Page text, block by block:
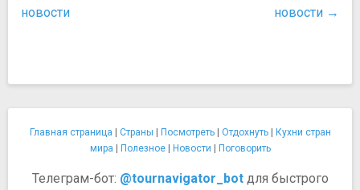
новости
новости →
Главная страница Страны Посмотреть| Отдохнуть|
Кухни стран
мира
Полезное| Новости Поговорить
Телеграм-бот: @tournavigator_botдля быстрого